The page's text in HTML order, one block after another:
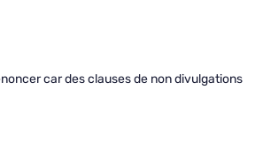
car des clauses de non divulgations